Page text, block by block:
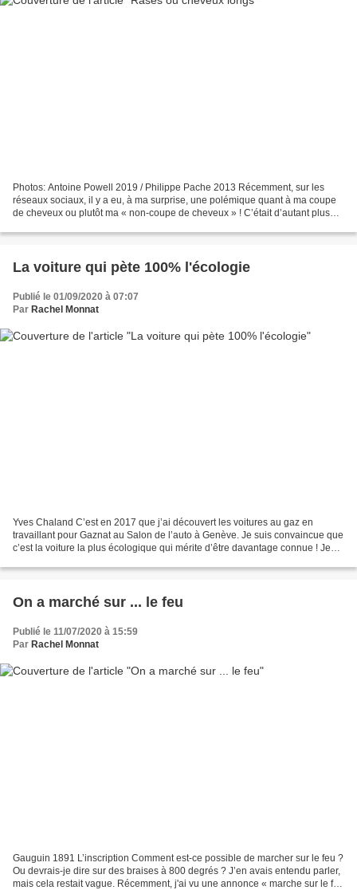
Photos: Antoine Powell 2019 / Philippe Pache 2013 Récemment, sur les
réseaux sociaux, il y a eu, à ma surprise, une polémique quant à ma coupe
de cheveux ou plutôt ma « non-coupe de cheveux » ! C’était d’autant plus
La voiture qui pète 100% l'écologie
Publié le 01/09/2020 à 07:07
Par Rachel Monnat
Yves Chaland C’est en 2017 que j’ai découvert les voitures au gaz en
travaillant pour Gaznat au Salon de l’auto à Genève. Je suis convaincue que
c’est la voiture la plus écologique qui mérite d’être davantage connue ! Je
On a marché sur ... le feu
Publié le 11/07/2020 à 15:59
Par Rachel Monnat
Gauguin 1891 L’inscription Comment est-ce possible de marcher sur le feu ?
Ou devrais-je dire sur des braises à 800 degrés ? J’en avais entendu parler,
mais cela restait vague. Récemment, j'ai vu une annonce « marche sur le feu